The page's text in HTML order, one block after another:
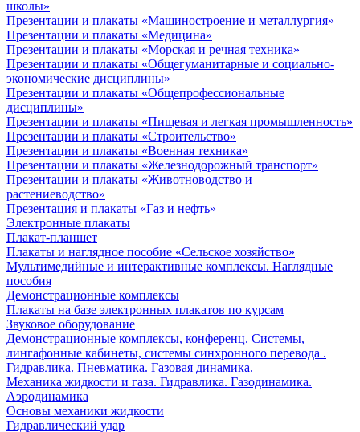
школы»
Презентации и плакаты «Машиностроение и металлургия»
Презентации и плакаты «Медицина»
Презентации и плакаты «Морская и речная техника»
Презентации и плакаты «Общегуманитарные и социально-
экономические дисциплины»
Презентации и плакаты «Общепрофессиональные
дисциплины»
Презентации и плакаты «Пищевая и легкая промышленность»
Презентации и плакаты «Строительство»
Презентации и плакаты «Военная техника»
Презентации и плакаты «Железнодорожный транспорт»
Презентации и плакаты «Животноводство и
растениеводство»
Презентация и плакаты «Газ и нефть»
Электронные плакаты
Плакат-планшет
Плакаты и наглядное пособие «Сельское хозяйство»
Мультимедийные и интерактивные комплексы. Наглядные
пособия
Демонстрационные комплексы
Плакаты на базе электронных плакатов по курсам
Звуковое оборудование
Демонстрационные комплексы, конференц. Системы,
лингафонные кабинеты, системы синхронного перевода .
Гидравлика. Пневматика. Газовая динамика.
Механика жидкости и газа. Гидравлика. Газодинамика.
Аэродинамика
Основы механики жидкости
Гидравлический удар